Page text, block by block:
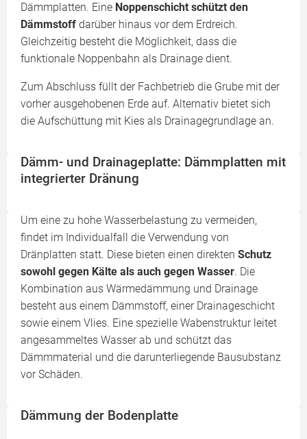
Dämmplatten. Eine Noppenschicht schützt den
Dämmstoff darüber hinaus vor dem Erdreich.
Gleichzeitig besteht die Möglichkeit, dass die
funktionale Noppenbahn als Drainage dient.
Zum Abschluss füllt der Fachbetrieb die Grube mit der
vorher ausgehobenen Erde auf. Alternativ bietet sich
die Aufschüttung mit Kies als Drainagegrundlage an.
Dämm- und Drainageplatte: Dämmplatten mit
integrierter Dränung
Um eine zu hohe Wasserbelastung zu vermeiden,
findet im Individualfall die Verwendung von
Dränplatten statt. Diese bieten einen direkten Schutz
sowohl gegen Kälte als auch gegen Wasser. Die
Kombination aus Wärmedämmung und Drainage
besteht aus einem Dämmstoff, einer Drainageschicht
sowie einem Vlies. Eine spezielle Wabenstruktur leitet
angesammeltes Wasser ab und schützt das
Dämmmaterial und die darunterliegende Bausubstanz
vor Schäden.
Dämmung der Bodenplatte